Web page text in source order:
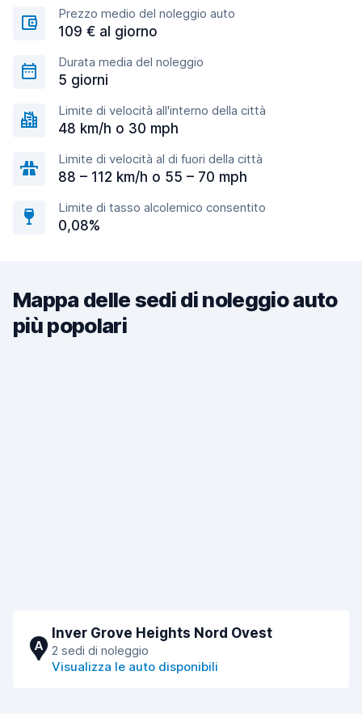
Prezzo medio del noleggio auto
109 € al giorno
Durata media del noleggio
5 giorni
Limite di velocità all'interno della città
48 km/h o 30 mph
Limite di velocità al di fuori della città
88 – 112 km/h o 55 – 70 mph
Limite di tasso alcolemico consentito
0,08%
Mappa delle sedi di noleggio auto
più popolari
A
Inver Grove Heights Nord Ovest
2 sedi di noleggio
Visualizza le auto disponibili